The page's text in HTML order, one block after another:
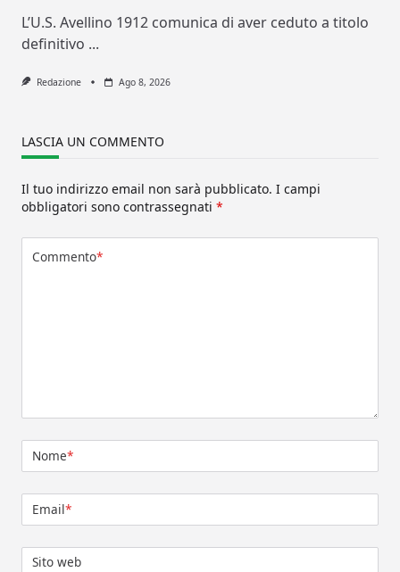
L’U.S. Avellino 1912 comunica di aver ceduto a titolo
definitivo ...
Redazione Ago 8, 2026
LASCIA UN COMMENTO
Il tuo indirizzo email non sarà pubblicato. I campi
obbligatori sono contrassegnati *
Commento*
Nome*
Email*
Sito web